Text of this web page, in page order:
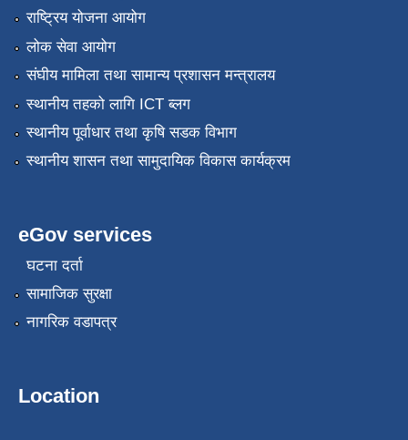
राष्ट्रिय योजना आयोग
लोक सेवा आयोग
संघीय मामिला तथा सामान्य प्रशासन मन्त्रालय
स्थानीय तहको लागि ICT ब्लग
स्थानीय पूर्वाधार तथा कृषि सडक विभाग
स्थानीय शासन तथा सामुदायिक विकास कार्यक्रम
eGov services
घटना दर्ता
सामाजिक सुरक्षा
नागरिक वडापत्र
Location